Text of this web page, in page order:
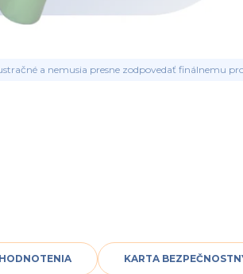
a nemusia presne zodpovedať finálnemu
HODNOTENIA KARTA